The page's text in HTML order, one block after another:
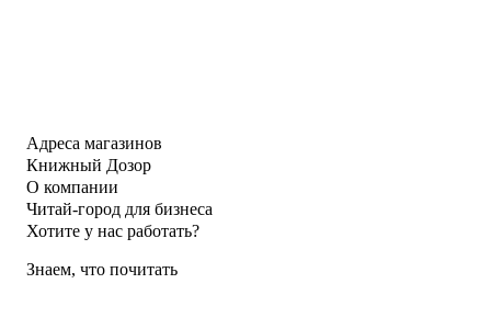
Адреса магазинов
Книжный Дозор
О компании
Читай-город для бизнеса
Хотите у нас работать?
Знаем, что почитать